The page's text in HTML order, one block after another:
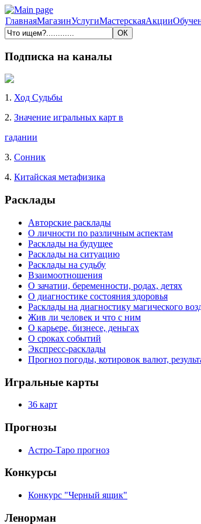
ГлавнаяМагазинУслугиМастерскаяАкции
Подписка на каналы
1. Ход Судьбы
2. Значение игральных карт в
гадании
3. Сонник
4. Китайская метафизика
Расклады
Авторские расклады
О личности по различным аспектам
Расклады на будущее
Расклады на ситуацию
Расклады на судьбу
Взаимоотношения
О зачатии, беременности, родах, детях
О диагностике состояния здоровья
Расклады на диагностику магического
Жив ли человек и что с ним
О карьере, бизнесе, деньгах
О сроках событий
Экспресс-расклады
Прогноз погоды, котировок валют,
Игральные карты
36 карт
Прогнозы
Астро-Таро прогноз
Конкурсы
Конкурс "Черный ящик"
Ленорман